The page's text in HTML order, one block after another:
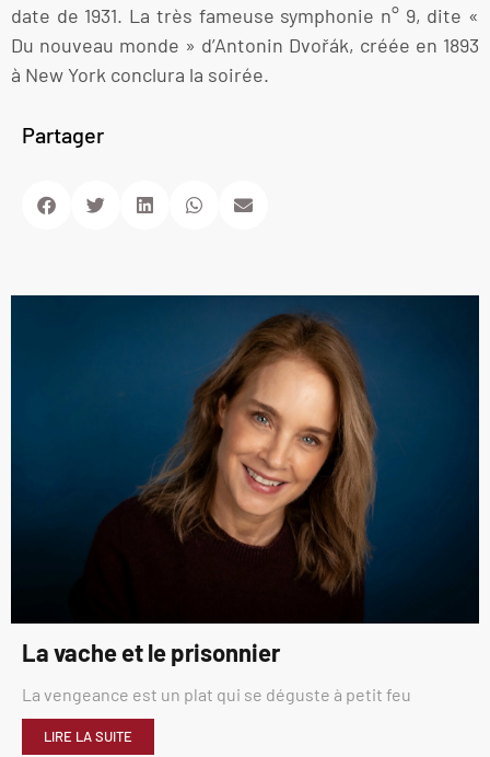
date de 1931. La très fameuse symphonie n° 9, dite «
Du nouveau monde » d’Antonin Dvořák, créée en 1893
à New York conclura la soirée.
Partager
La vache et le prisonnier
La vengeance est un plat qui se déguste à petit feu
LIRE LA SUITE